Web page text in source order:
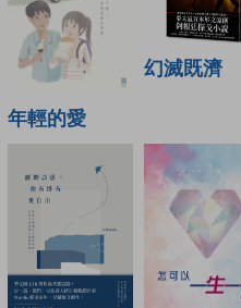
年輕的愛
幻滅既濟